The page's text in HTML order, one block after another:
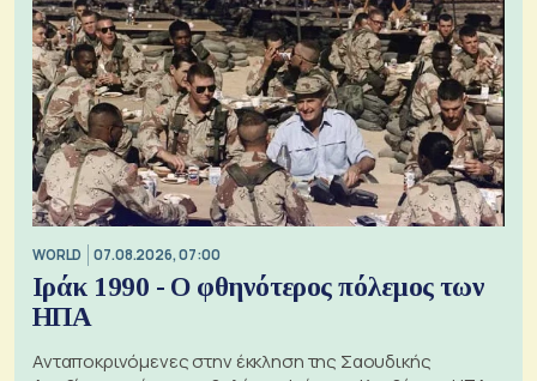
WORLD 07.08.2026, 07:00
Ιράκ 1990 - Ο φθηνότερος πόλεμος των
ΗΠΑ
Ανταποκρινόμενες στην έκκληση της Σαουδικής